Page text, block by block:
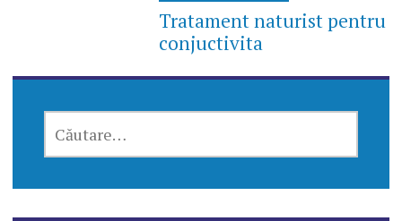
Tratament naturist pentru
conjuctivita
DUPĂ: